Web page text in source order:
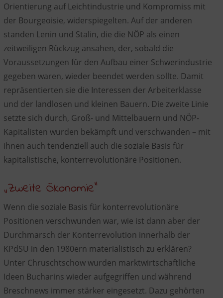
Orientierung auf Leichtindustrie und Kompromiss mit
der Bourgeoisie, widerspiegelten. Auf der anderen
standen Lenin und Stalin, die die NÖP als einen
zeitweiligen Rückzug ansahen, der, sobald die
Voraussetzungen für den Aufbau einer Schwerindustrie
gegeben waren, wieder beendet werden sollte. Damit
repräsentierten sie die Interessen der Arbeiterklasse
und der landlosen und kleinen Bauern. Die zweite Linie
setzte sich durch, Groß- und Mittelbauern und NÖP-
Kapitalisten wurden bekämpft und verschwanden – mit
ihnen auch tendenziell auch die soziale Basis für
kapitalistische, konterrevolutionäre Positionen.
„Zweite Ökonomie“
Wenn die soziale Basis für konterrevolutionäre
Positionen verschwunden war, wie ist dann aber der
Durchmarsch der Konterrevolution innerhalb der
KPdSU in den 1980ern materialistisch zu erklären?
Unter Chruschtschow wurden marktwirtschaftliche
Ideen Bucharins wieder aufgegriffen und während
Breschnews immer stärker eingesetzt. Dazu gehörten